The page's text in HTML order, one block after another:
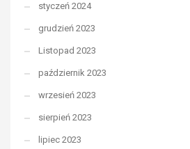
styczeń 2024
grudzień 2023
Listopad 2023
październik 2023
wrzesień 2023
sierpień 2023
lipiec 2023